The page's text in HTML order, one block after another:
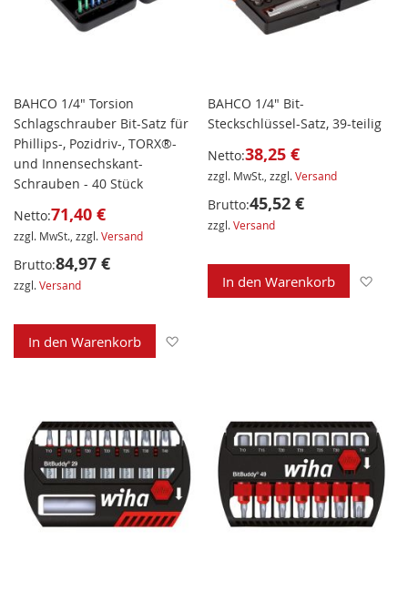
BAHCO 1/4" Torsion
Schlagschrauber Bit-Satz für
Phillips-, Pozidriv-, TORX®-
und Innensechskant-
Schrauben - 40 Stück
Netto:71,40 €
zzgl. MwSt., zzgl.Versand
Brutto:84,97 €
zzgl.Versand
In den Warenkorb
BAHCO 1/4" Bit-
Steckschlüssel-Satz, 39-teilig
Netto:38,25 €
zzgl. MwSt., zzgl.Versand
Brutto:45,52 €
zzgl.Versand
In den Warenkorb